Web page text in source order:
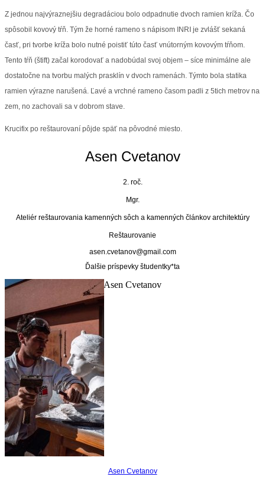
Z jednou najvýraznejšiu degradáciou bolo odpadnutie dvoch ramien kríža. Čo
spôsobil kovový tŕň. Tým že horné rameno s nápisom INRI je zvlášť sekaná
časť, pri tvorbe kríža bolo nutné poistiť túto časť vnútorným kovovým tŕňom.
Tento tŕň (štift) začal korodovať a nadobúdal svoj objem – síce minimálne ale
dostatočne na tvorbu malých prasklín v dvoch ramenách. Týmto bola statika
ramien výrazne narušená. Ľavé a vrchné rameno časom padli z 5tich metrov na
zem, no zachovali sa v dobrom stave.
Krucifix po reštaurovaní pôjde späť na pôvodné miesto.
Asen Cvetanov
2. roč.
Mgr.
Ateliér reštaurovania kamenných sôch a kamenných článkov architektúry
Reštaurovanie
asen.cvetanov@gmail.com
Ďalšie príspevky študentky*ta
Asen Cvetanov
Asen Cvetanov